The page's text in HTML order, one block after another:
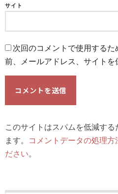
サイト
次回のコメントで使用する
前、メールアドレス、サイトを
このサイトはスパムを低減す
ます。 コメントデータの処理方
ださい。